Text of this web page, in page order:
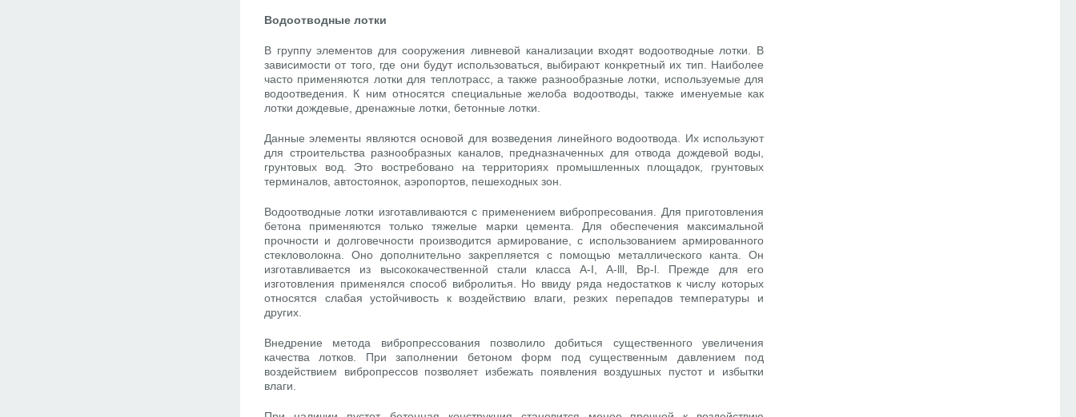
Водоотводные лотки
В группу элементов для сооружения ливневой канализации входят водоотводные лотки. В
зависимости от того, где они будут использоваться, выбирают конкретный их тип. Наиболее
часто применяются лотки для теплотрасс, а также разнообразные лотки, используемые для
водоотведения. К ним относятся специальные желоба водоотводы, также именуемые как
лотки дождевые, дренажные лотки, бетонные лотки.
Данные элементы являются основой для возведения линейного водоотвода. Их используют
для строительства разнообразных каналов, предназначенных для отвода дождевой воды,
грунтовых вод. Это востребовано на территориях промышленных площадок, грунтовых
терминалов, автостоянок, аэропортов, пешеходных зон.
Водоотводные лотки изготавливаются с применением вибропресования. Для приготовления
бетона применяются только тяжелые марки цемента. Для обеспечения максимальной
прочности и долговечности производится армирование, с использованием армированного
стекловолокна. Оно дополнительно закрепляется с помощью металлического канта. Он
изготавливается из высококачественной стали класса A-I, A-lll, Bp-l. Прежде для его
изготовления применялся способ вибролитья. Но ввиду ряда недостатков к числу которых
относятся слабая устойчивость к воздействию влаги, резких перепадов температуры и
других.
Внедрение метода вибропрессования позволило добиться существенного увеличения
качества лотков. При заполнении бетоном форм под существенным давлением под
воздействием вибропрессов позволяет избежать появления воздушных пустот и избытки
влаги.